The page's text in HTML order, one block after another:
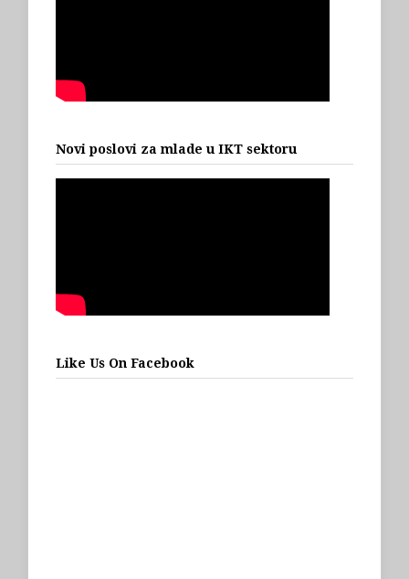
Novi poslovi za mlade u IKT sektoru
Like Us On Facebook